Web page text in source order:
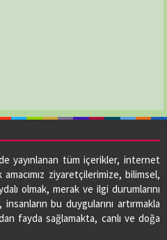
yayınlanan tüm içerikler, internet
ziyaretçilerimize, bilimsel,
olmak, merak ve ilgi durumlarını
bu duygularını artırmakla
fayda sağlamakta, canlı ve doğa